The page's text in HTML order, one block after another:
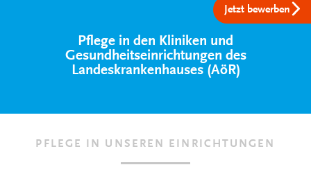
Jetzt bewerben
Pflege in den Kliniken und
Gesundheitseinrichtungen des
Landeskrankenhauses (AöR)
PFLEGE IN UNSEREN EINRICHTUNGEN